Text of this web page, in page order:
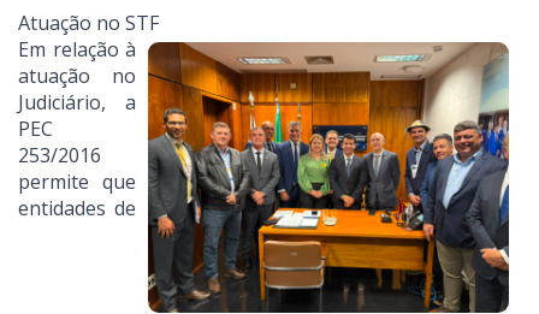
Atuação no STF
Em relação à
atuação no
Judiciário, a
PEC
253/2016
permite que
entidades de